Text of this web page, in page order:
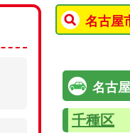
名古屋
名古
千種区